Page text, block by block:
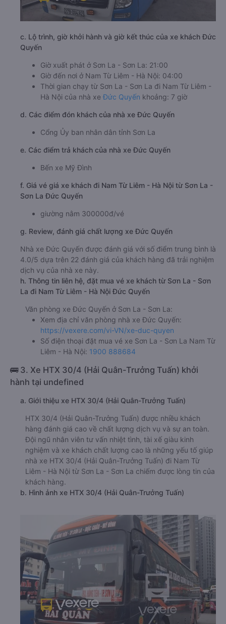
c. Lộ trình, giờ khởi hành và giờ kết thúc của xe khách Đức
Quyến
Giờ xuất phát ở Sơn La - Sơn La: 21:00
Giờ đến nơi ở Nam Từ Liêm - Hà Nội: 04:00
Thời gian chạy từ Sơn La - Sơn La đi Nam Từ Liêm -
Hà Nội của nhà xe Đức Quyến khoảng: 7 giờ
d. Các điểm đón khách của nhà xe Đức Quyến
Cổng Ủy ban nhân dân tỉnh Sơn La
e. Các điểm trả khách của nhà xe Đức Quyến
Bến xe Mỹ Đình
f. Giá vé giá xe khách đi Nam Từ Liêm - Hà Nội từ Sơn La -
Sơn La Đức Quyến
giường nằm 300000đ/vé
g. Review, đánh giá chất lượng xe Đức Quyến
Nhà xe Đức Quyến được đánh giá với số điểm trung bình là
4.0/5 dựa trên 22 đánh giá của khách hàng đã trải nghiệm
dịch vụ của nhà xe này.
h. Thông tin liên hệ, đặt mua vé xe khách từ Sơn La - Sơn
La đi Nam Từ Liêm - Hà Nội Đức Quyến
Văn phòng xe Đức Quyến ở Sơn La - Sơn La:
Xem địa chỉ văn phòng nhà xe Đức Quyến:
https://vexere.com/vi-VN/xe-duc-quyen
Số điện thoại đặt mua vé xe Sơn La - Sơn La Nam Từ
Liêm - Hà Nội: 1900 888684
🚌 3. Xe HTX 30/4 (Hải Quân-Trưởng Tuấn) khởi
hành tại undefined
a. Giới thiệu xe HTX 30/4 (Hải Quân-Trưởng Tuấn)
HTX 30/4 (Hải Quân-Trưởng Tuấn) được nhiều khách
hàng đánh giá cao về chất lượng dịch vụ và sự an toàn.
Đội ngũ nhân viên tư vấn nhiệt tình, tài xế giàu kinh
nghiệm và xe khách chất lượng cao là những yếu tố giúp
nhà xe HTX 30/4 (Hải Quân-Trưởng Tuấn) đi Nam Từ
Liêm - Hà Nội từ Sơn La - Sơn La chiếm được lòng tin của
khách hàng.
b. Hình ảnh xe HTX 30/4 (Hải Quân-Trưởng Tuấn)